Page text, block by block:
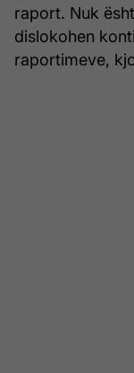
raport. Nuk
dislokohen
raportimeve,